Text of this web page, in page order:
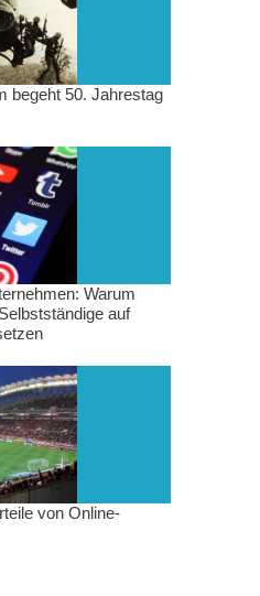
begeht 50. Jahrestag
Warum
auf
von Online-